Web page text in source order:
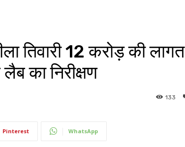
तिवारी 12 करोड़ की लागत
का निरीक्षण
133
Pinterest WhatsApp